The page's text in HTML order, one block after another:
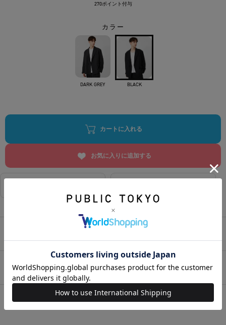
270ポイント付与
カラー
DARK GREY BLACK
カートに入れる
お気に入りに追加する
アイテム説明
アウター >ジャケット >SEAWOOLツイルリラックスジャケット